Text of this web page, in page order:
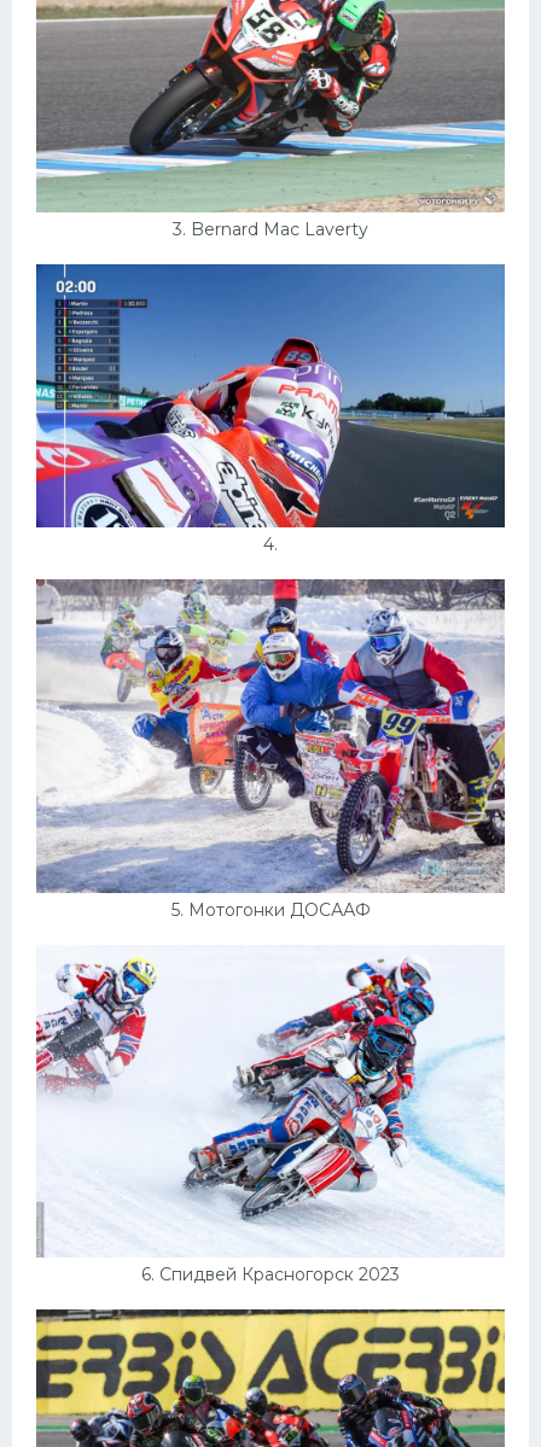
3. Bernard Mac Laverty
4.
5. Мотогонки ДОСААФ
6. Спидвей Красногорск 2023